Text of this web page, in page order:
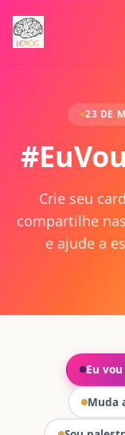
23 DE
Crie seu
compartilhe
e ajude a
Eu
Muda